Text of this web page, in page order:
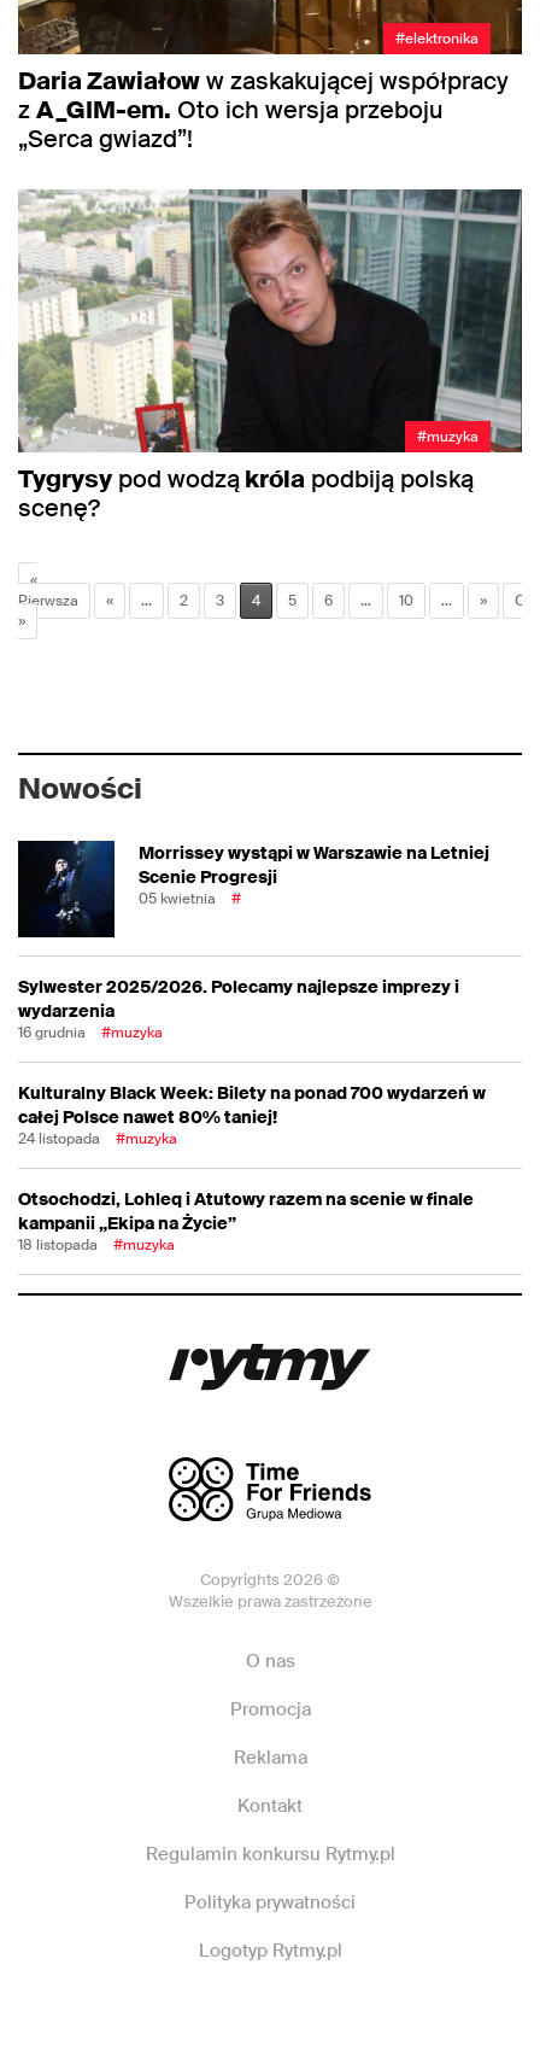
#elektronika
Daria Zawiałoww zaskakującej współpracy
zA_GIM-em. Oto ich wersja przeboju
„Serca gwiazd”!
#muzyka
Tygrysy pod wodząkróla podbiją polską
scenę?
«
Pierwsza
« ... 2 3 4 5 6 ... 10 ... »
»
Nowości
Morrissey wystąpi w Warszawie na Letniej
Scenie Progresji
05 kwietnia #
Sylwester 2025/2026. Polecamy najlepsze imprezy i
wydarzenia
16 grudnia #muzyka
Kulturalny Black Week: Bilety na ponad 700 wydarzeń w
całej Polsce nawet 80% taniej!
24 listopada #muzyka
Otsochodzi, Lohleq i Atutowy razem na scenie w finale
kampanii „Ekipa na Życie”
18 listopada #muzyka
Copyrights 2026 ©
Wszelkie prawa zastrzeżone
O nas
Promocja
Reklama
Kontakt
Regulamin konkursu Rytmy.pl
Polityka prywatności
Logotyp Rytmy.pl